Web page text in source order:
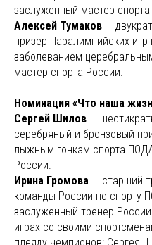
заслуженный мастер
Алексей Тумаков —
призёр Паралимпийских игр
заболеванием
мастер спорта России.
Номинация «Что наша
Сергей Шилов —
серебряный и бронзовый
лыжным гонкам спорта
России.
Ирина Громова — старший
команды России по спорту
заслуженный тренер
играх со своими